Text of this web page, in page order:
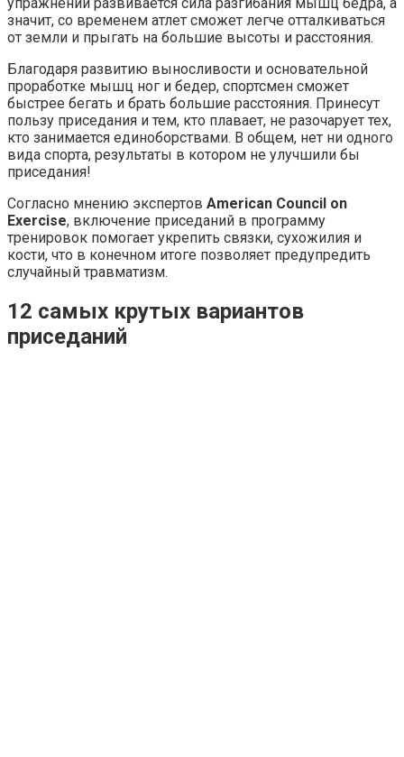
значит, со временем атлет сможет легче отталкиваться
от земли и прыгать на большие высоты и расстояния.
Благодаря развитию выносливости и основательной
проработке мышц ног и бедер, спортсмен сможет
быстрее бегать и брать большие расстояния. Принесут
пользу приседания и тем, кто плавает, не разочарует тех,
кто занимается единоборствами. В общем, нет ни одного
вида спорта, результаты в котором не улучшили бы
приседания!
Согласно мнению экспертов American Council on
Exercise, включение приседаний в программу
тренировок помогает укрепить связки, сухожилия и
кости, что в конечном итоге позволяет предупредить
случайный травматизм.
12 самых крутых вариантов
приседаний